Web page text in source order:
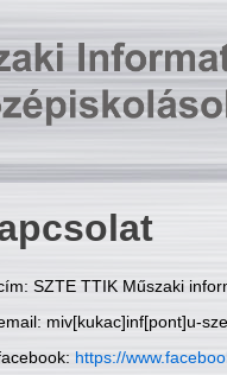
SZTE TTIK Műszaki
miv[kukac]inf[pont]u-
https://